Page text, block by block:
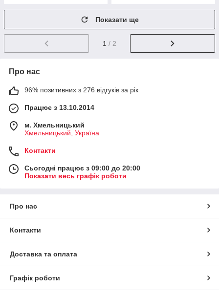
Показати ще
1 / 2
Про нас
96% позитивних з 276 відгуків за рік
Працює з 13.10.2014
м. Хмельницький
Хмельницький, Україна
Контакти
Сьогодні працює з 09:00 до 20:00
Показати весь графік роботи
Про нас
Контакти
Доставка та оплата
Графік роботи